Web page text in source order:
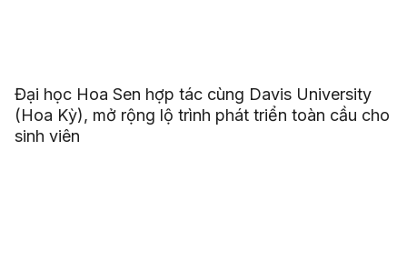
Đại học Hoa Sen hợp tác cùng Davis University
(Hoa Kỳ), mở rộng lộ trình phát triển toàn cầu cho
sinh viên